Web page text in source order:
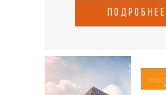
подробнее